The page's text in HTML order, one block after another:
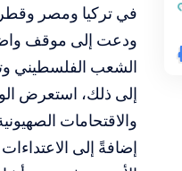
في تركيا ومصر وقطر
ودعت إلى موقف
الشعب الفلسطيني
إلى ذلك، استعرض
والاقتحامات
إضافةً إلى